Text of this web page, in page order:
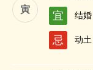
寅
宜 结婚
忌 动土